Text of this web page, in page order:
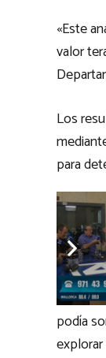
«Este
valor
Los
para
En
podía